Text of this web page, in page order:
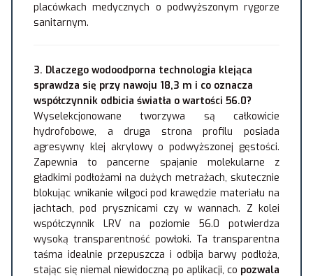
placówkach medycznych o podwyższonym rygorze
sanitarnym.
3. Dlaczego wodoodporna technologia klejąca
sprawdza się przy nawoju 18,3 m i co oznacza
współczynnik odbicia światła o wartości 56.0?
Wyselekcjonowane tworzywa są całkowicie
hydrofobowe, a druga strona profilu posiada
agresywny klej akrylowy o podwyższonej gęstości.
Zapewnia to pancerne spajanie molekularne z
gładkimi podłożami na dużych metrażach, skutecznie
blokując wnikanie wilgoci pod krawędzie materiału na
jachtach, pod prysznicami czy w wannach. Z kolei
współczynnik LRV na poziomie 56.0 potwierdza
wysoką transparentność powłoki. Ta transparentna
taśma idealnie przepuszcza i odbija barwy podłoża,
stając się niemal niewidoczną po aplikacji, co pozwala